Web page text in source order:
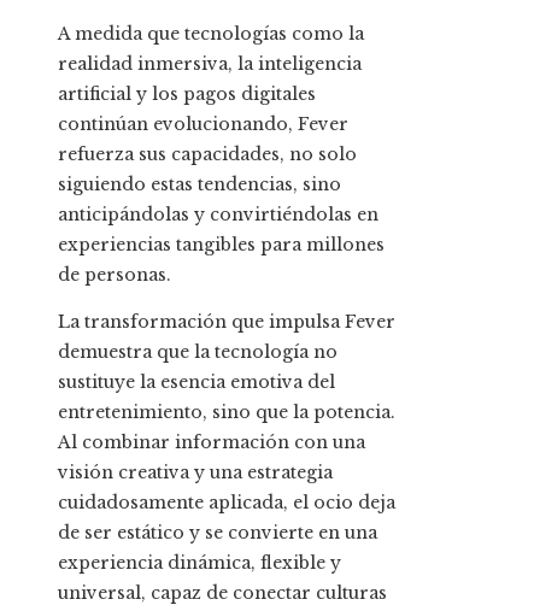
A medida que tecnologías como la
realidad inmersiva, la inteligencia
artificial y los pagos digitales
continúan evolucionando, Fever
refuerza sus capacidades, no solo
siguiendo estas tendencias, sino
anticipándolas y convirtiéndolas en
experiencias tangibles para millones
de personas.
La transformación que impulsa Fever
demuestra que la tecnología no
sustituye la esencia emotiva del
entretenimiento, sino que la potencia.
Al combinar información con una
visión creativa y una estrategia
cuidadosamente aplicada, el ocio deja
de ser estático y se convierte en una
experiencia dinámica, flexible y
universal, capaz de conectar culturas